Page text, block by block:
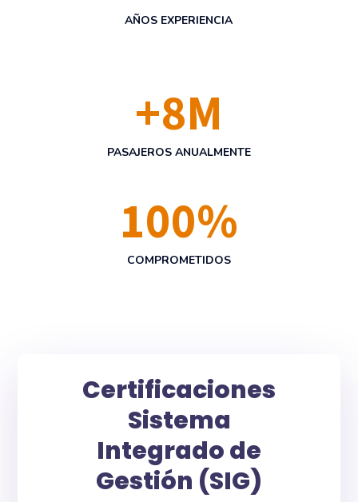
AÑOS EXPERIENCIA
+8M
PASAJEROS ANUALMENTE
100%
COMPROMETIDOS
Certificaciones
Sistema
Integrado de
Gestión (SIG)